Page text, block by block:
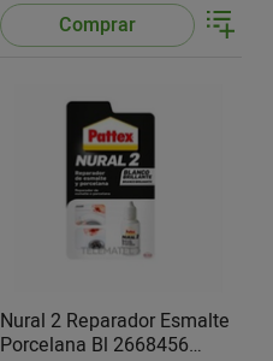
Comprar
Nural 2 Reparador Esmalte
Porcelana Bl 2668456